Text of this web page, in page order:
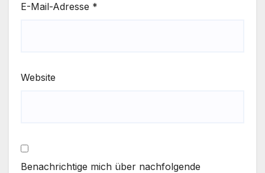
E-Mail-Adresse *
Website
Benachrichtige mich über nachfolgende